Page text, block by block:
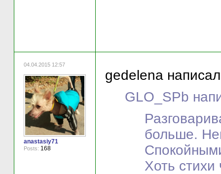
04.04.2015 12:57
anastasiy71
Posts: 168
gedelena
GLO_SPb
больше.
Хоть стихи